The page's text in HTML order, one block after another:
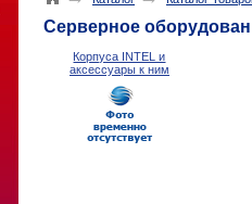
Серверное
Корпуса INTEL и
аксессуары к ним